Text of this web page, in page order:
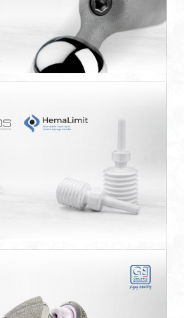
huesos ...
de los componentes, todas